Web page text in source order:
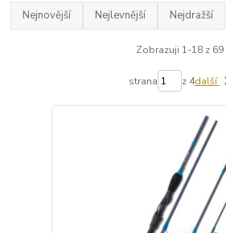
Nejnovější Nejlevnější Nejdražší
Zobrazuji 1-18 z 69
strana z 4další